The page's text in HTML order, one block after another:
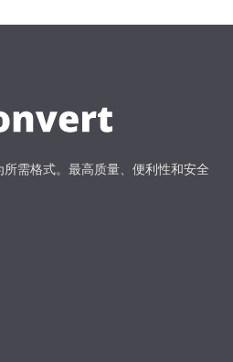
所需格式。最高质量、便利性和安全